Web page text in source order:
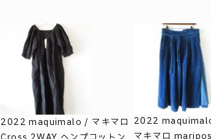
2022 maquimalo / マキマロ 2022